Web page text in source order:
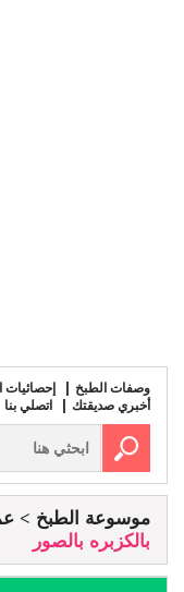
وصفات الطبخ إحصائيات
أخبري صديقتك
اتصلي بنا
موسوعة الطبخ
بالكزبره بالصور